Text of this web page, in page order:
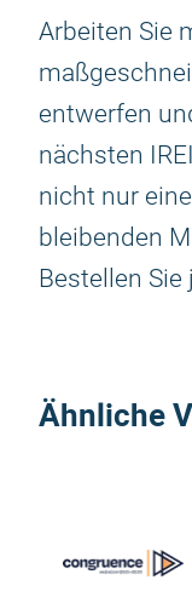
Arbeiten Sie
entwerfen
nächsten
nicht nur
bleibenden
Bestellen
Ähnliche